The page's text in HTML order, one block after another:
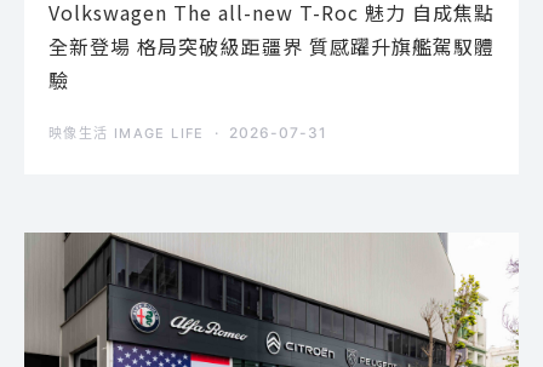
Volkswagen The all-new T-Roc 魅力 自成焦點
全新登場 格局突破級距疆界 質感躍升旗艦駕馭體
驗
映像生活 IMAGE LIFE 2026-07-31